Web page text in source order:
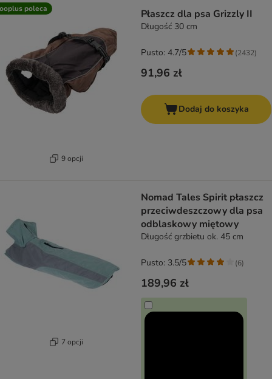
poleca
9 opcji
Płaszcz dla psa Grizzly II
Długość 30 cm
91,96 zł
Pusto: 4.7/5 (2432)
Dodaj do koszyka
7 opcji
Nomad Tales Spirit płaszcz
przeciwdeszczowy dla psa
odblaskowy miętowy
Długość grzbietu ok. 45 cm
189,96 zł
Pusto: 3.5/5 (6)